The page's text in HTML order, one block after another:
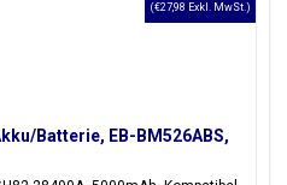
Batterie, EB-BM526ABS,
(€27,98 Exkl. MwSt.)